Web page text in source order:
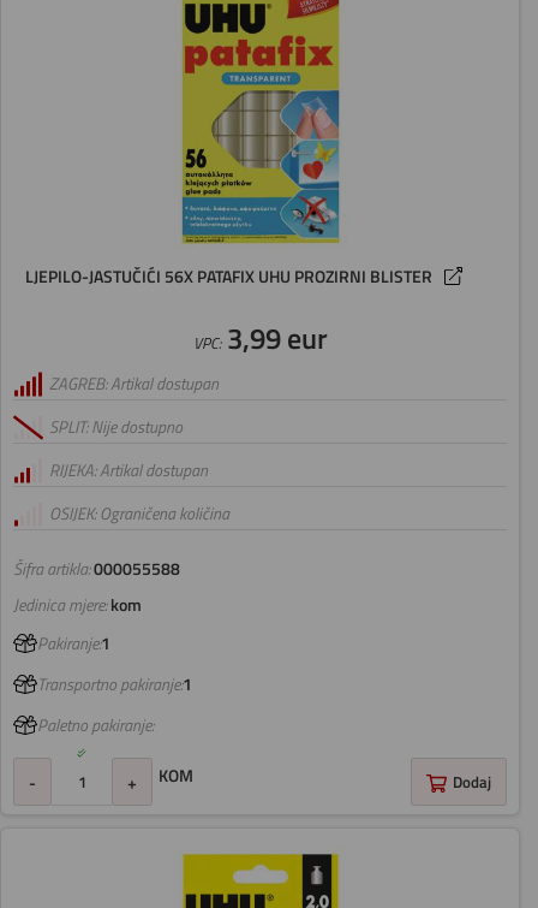
LJEPILO-JASTUČIĆI 56X PATAFIX UHU PROZIRNI BLISTER
Šifra artikla:000055588
VPC:3,99 eur
ZAGREB: Artikal dostupan
SPLIT: Nije dostupno
RIJEKA: Artikal dostupan
OSIJEK: Ograničena količina
Jedinica mjere:kom
Pakiranje:1
Transportno pakiranje:1
Paletno pakiranje:
- + KOM Dodaj